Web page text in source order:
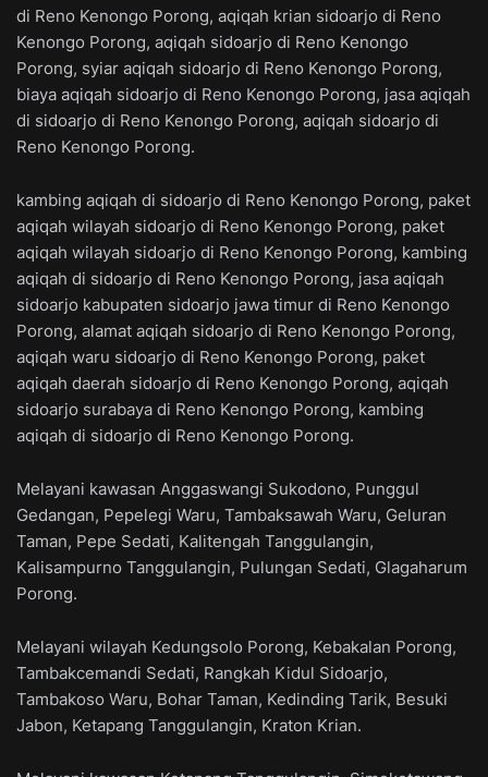
di Reno Kenongo Porong, aqiqah krian sidoarjo di Reno
Kenongo Porong, aqiqah sidoarjo di Reno Kenongo
Porong, syiar aqiqah sidoarjo di Reno Kenongo Porong,
biaya aqiqah sidoarjo di Reno Kenongo Porong, jasa aqiqah
di sidoarjo di Reno Kenongo Porong, aqiqah sidoarjo di
Reno Kenongo Porong.
kambing aqiqah di sidoarjo di Reno Kenongo Porong, paket
aqiqah wilayah sidoarjo di Reno Kenongo Porong, paket
aqiqah wilayah sidoarjo di Reno Kenongo Porong, kambing
aqiqah di sidoarjo di Reno Kenongo Porong, jasa aqiqah
sidoarjo kabupaten sidoarjo jawa timur di Reno Kenongo
Porong, alamat aqiqah sidoarjo di Reno Kenongo Porong,
aqiqah waru sidoarjo di Reno Kenongo Porong, paket
aqiqah daerah sidoarjo di Reno Kenongo Porong, aqiqah
sidoarjo surabaya di Reno Kenongo Porong, kambing
aqiqah di sidoarjo di Reno Kenongo Porong.
Melayani kawasan Anggaswangi Sukodono, Punggul
Gedangan, Pepelegi Waru, Tambaksawah Waru, Geluran
Taman, Pepe Sedati, Kalitengah Tanggulangin,
Kalisampurno Tanggulangin, Pulungan Sedati, Glagaharum
Porong.
Melayani wilayah Kedungsolo Porong, Kebakalan Porong,
Tambakcemandi Sedati, Rangkah Kidul Sidoarjo,
Tambakoso Waru, Bohar Taman, Kedinding Tarik, Besuki
Jabon, Ketapang Tanggulangin, Kraton Krian.